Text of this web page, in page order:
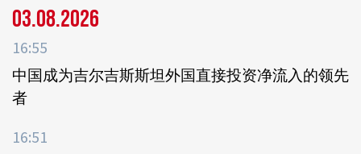
03.08.2026
16:55
中国成为吉尔吉斯斯坦外国直接投资净流入的领先
者
16:51